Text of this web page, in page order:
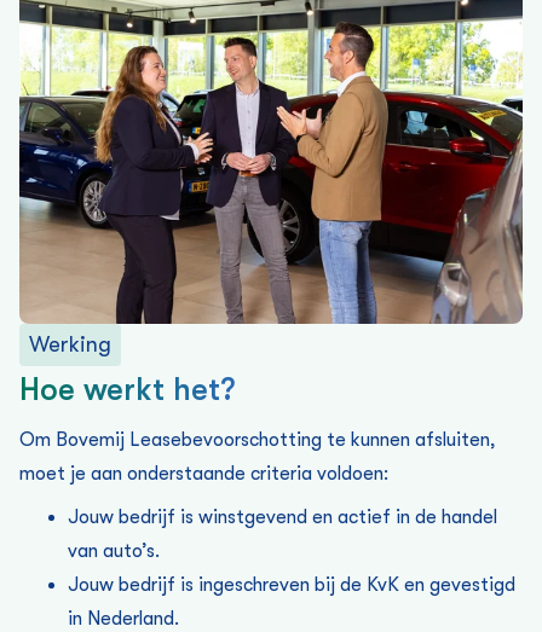
Werking
Hoe werkt het?
Om Bovemij Leasebevoorschotting te kunnen afsluiten,
moet je aan onderstaande criteria voldoen:
Jouw bedrijf is winstgevend en actief in de handel
van auto’s.
Jouw bedrijf is ingeschreven bij de KvK en gevestigd
in Nederland.